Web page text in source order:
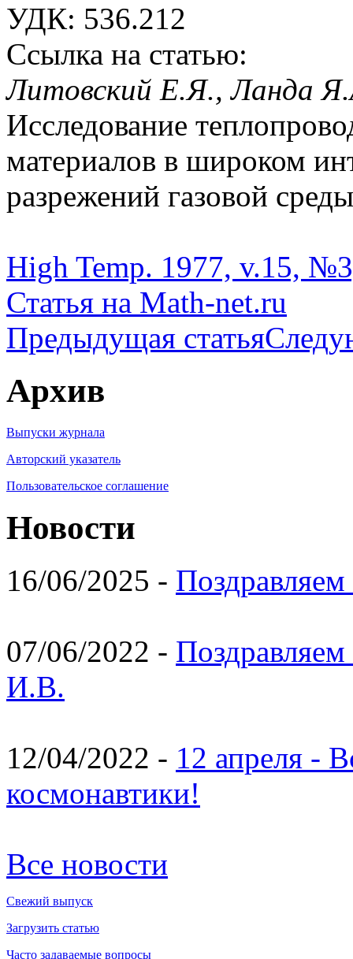
УДК: 536.212
Ссылка на статью:
Литовский Е.Я., Ланда
Исследование
материалов в широком
разрежений газовой
High Temp. 1977, v.15,
Статья на Math-net.ru
Предыдущая статья
Архив
Выпуски журнала
Авторский указатель
Пользовательское соглашение
Новости
16/06/2025 -
07/06/2022 -
И.В.
12/04/2022 - 12 апреля -
космонавтики!
Все новости
Свежий выпуск
Загрузить статью
Часто задаваемые вопросы